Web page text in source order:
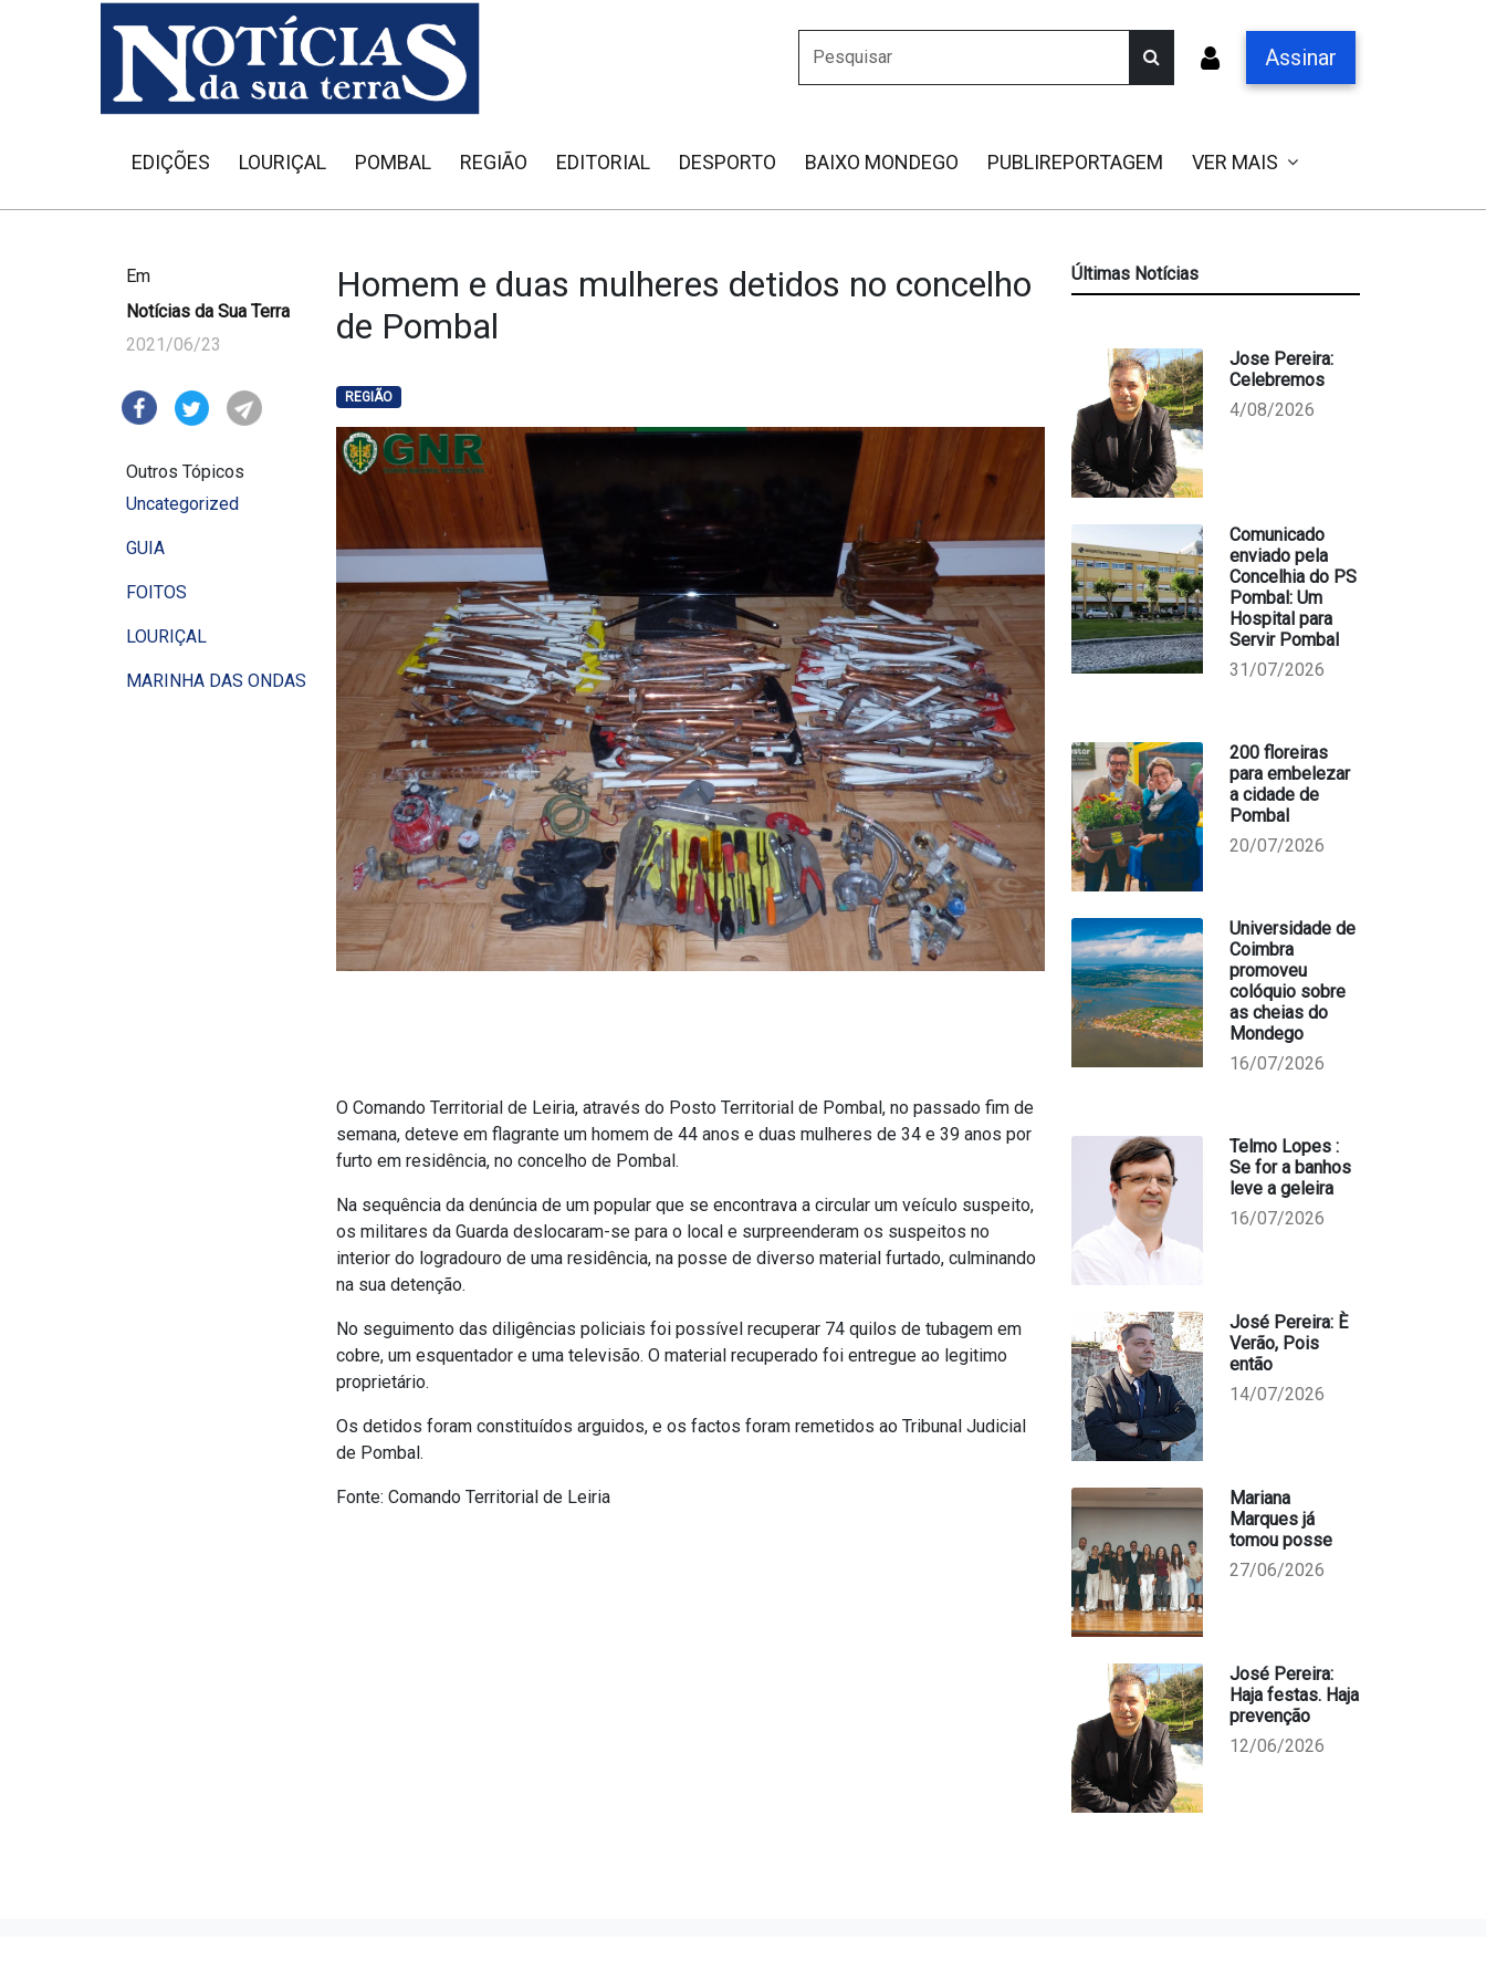
Assinar
EDIÇÕES LOURIÇAL POMBAL REGIÃO EDITORIAL DESPORTO BAIXO MONDEGO PUBLIREPORTAGEM VER MAIS
Em
Notícias da Sua Terra
2021/06/23
Outros Tópicos
Uncategorized
GUIA
FOITOS
LOURIÇAL
MARINHA DAS ONDAS
Homem e duas mulheres detidos no concelho
de Pombal
REGIÃO
O Comando Territorial de Leiria, através do Posto Territorial de Pombal, no passado fim de
semana, deteve em flagrante um homem de 44 anos e duas mulheres de 34 e 39 anos por
furto em residência, no concelho de Pombal.
Na sequência da denúncia de um popular que se encontrava a circular um veículo suspeito,
os militares da Guarda deslocaram-se para o local e surpreenderam os suspeitos no
interior do logradouro de uma residência, na posse de diverso material furtado, culminando
na sua detenção.
No seguimento das diligências policiais foi possível recuperar 74 quilos de tubagem em
cobre, um esquentador e uma televisão. O material recuperado foi entregue ao legitimo
proprietário.
Os detidos foram constituídos arguidos, e os factos foram remetidos ao Tribunal Judicial
de Pombal.
Fonte: Comando Territorial de Leiria
Últimas Notícias
Jose Pereira:
Celebremos
4/08/2026
Comunicado
enviado pela
Concelhia do PS
Pombal: Um
Hospital para
Servir Pombal
31/07/2026
200 floreiras
para embelezar
a cidade de
Pombal
20/07/2026
Universidade de
Coimbra
promoveu
colóquio sobre
as cheias do
Mondego
16/07/2026
Telmo Lopes :
Se for a banhos
leve a geleira
16/07/2026
José Pereira: È
Verão, Pois
então
14/07/2026
Mariana
Marques já
tomou posse
27/06/2026
José Pereira:
Haja festas. Haja
prevenção
12/06/2026